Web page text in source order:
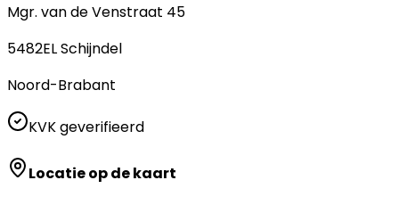
Mgr. van de Venstraat 45
5482ELSchijndel
Noord-Brabant
KVK geverifieerd
Locatie op de kaart